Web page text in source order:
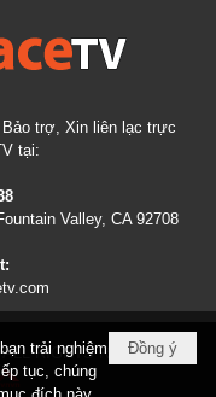
trợ, Xin liên lạc trực
tại:
Valley, CA 92708
ALL RIGHTS RESERVED
Đồng ý
trải nghiệm
tục, chúng